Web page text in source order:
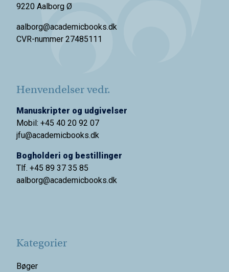
9220 Aalborg Ø
aalborg@academicbooks.dk
CVR-nummer 27485111
Henvendelser vedr.
Manuskripter og udgivelser
Mobil: +45 40 20 92 07
jfu@academicbooks.dk
Bogholderi og bestillinger
Tlf. +45 89 37 35 85
aalborg@academicbooks.dk
Kategorier
Bøger